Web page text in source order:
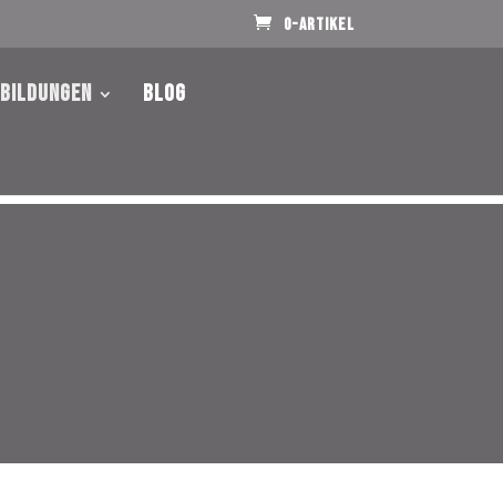
0-Artikel
Blog